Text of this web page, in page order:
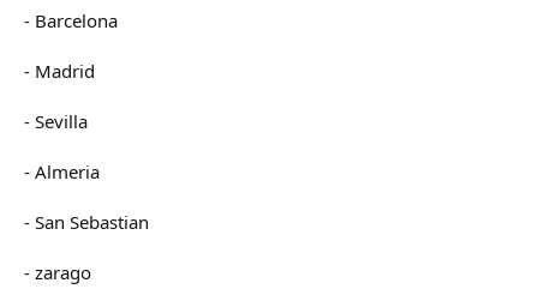
- Barcelona
- Madrid
- Sevilla
- Almeria
- San Sebastian
- zarago